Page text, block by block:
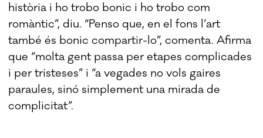
història i ho trobo bonic i ho trobo com
romàntic”, diu. “Penso que, en el fons l’art
també és bonic compartir-lo”, comenta. Afirma
que “molta gent passa per etapes complicades
i per tristeses” i “a vegades no vols gaires
paraules, sinó simplement una mirada de
complicitat”.